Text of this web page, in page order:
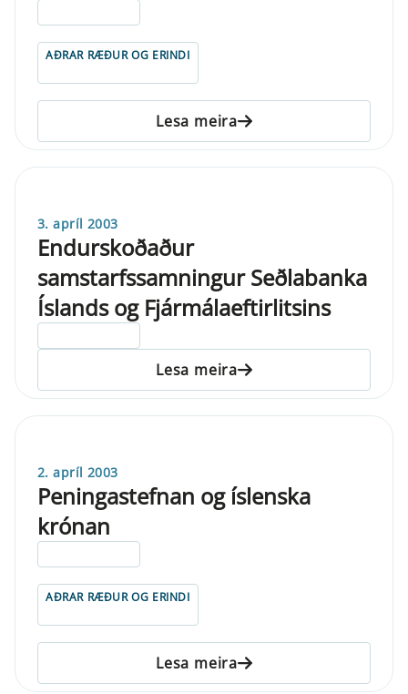
AÐRAR RÆÐUR OG ERINDI
Lesa meira
3. apríl 2003
Endurskoðaður
samstarfssamningur Seðlabanka
Íslands og Fjármálaeftirlitsins
Lesa meira
2. apríl 2003
Peningastefnan og íslenska
krónan
AÐRAR RÆÐUR OG ERINDI
Lesa meira